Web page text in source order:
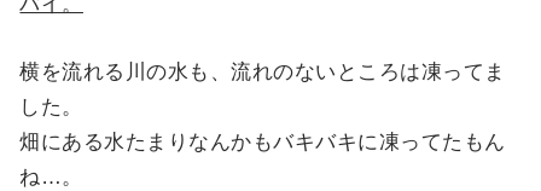
横を流れる川の水も、流れのないところは凍ってま
した。
畑にある水たまりなんかもバキバキに凍ってたもん
ね…。